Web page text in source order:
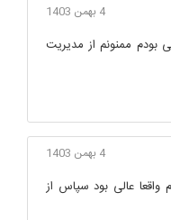
4 بهمن 1403
بودم ممنونم از مدیریت
4 بهمن 1403
عالی بود سپاس از